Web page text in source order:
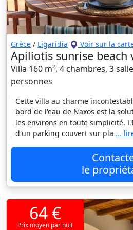
Grèce / Ligaridia Voir sur la
Apiliotis sunrise beach
Villa 160 m², 4 chambres, 3
personnes
Cette villa au charme
bord de l'eau de Naxos est la
les environs en toute simplicité.
d'un parking couvert sur pla ...
le
64 €
Prix moyen par nuit